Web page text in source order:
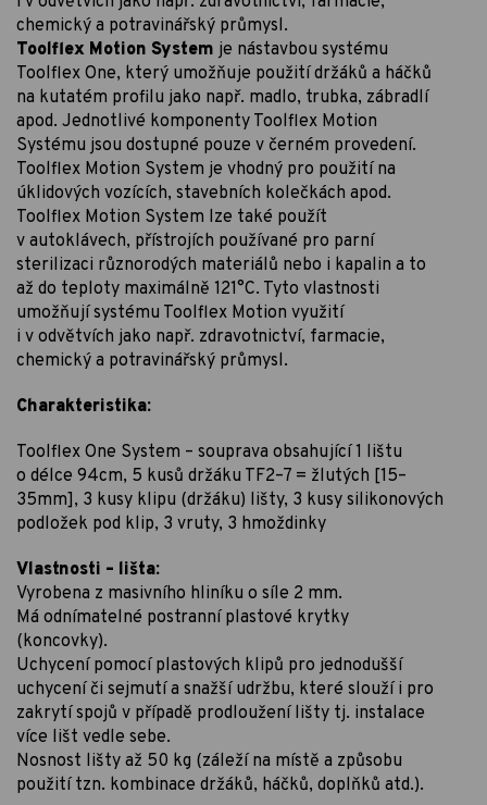
chemický a potravinářský průmysl.
Toolflex Motion System je nástavbou systému
Toolflex One, který umožňuje použití držáků a háčků
na kutatém profilu jako např. madlo, trubka, zábradlí
apod. Jednotlivé komponenty Toolflex Motion
Systému jsou dostupné pouze v černém provedení.
Toolflex Motion System je vhodný pro použití na
úklidových vozících, stavebních kolečkách apod.
Toolflex Motion System lze také použít
v autoklávech, přístrojích používané pro parní
sterilizaci různorodých materiálů nebo i kapalin a to
až do teploty maximálně 121°C. Tyto vlastnosti
umožňují systému Toolflex Motion využití
i v odvětvích jako např. zdravotnictví, farmacie,
chemický a potravinářský průmysl.
Charakteristika:
Toolflex One System – souprava obsahující 1 lištu
o délce 94cm, 5 kusů držáku TF2–7 = žlutých [15–
35mm], 3 kusy klipu (držáku) lišty, 3 kusy silikonových
podložek pod klip, 3 vruty, 3 hmoždinky
Vlastnosti – lišta:
Vyrobena z masivního hliníku o síle 2 mm.
Má odnímatelné postranní plastové krytky
(koncovky).
Uchycení pomocí plastových klipů pro jednodušší
uchycení či sejmutí a snažší udržbu, které slouží i pro
zakrytí spojů v případě prodloužení lišty tj. instalace
více lišt vedle sebe.
Nosnost lišty až 50 kg (záleží na místě a způsobu
použití tzn. kombinace držáků, háčků, doplňků atd.).